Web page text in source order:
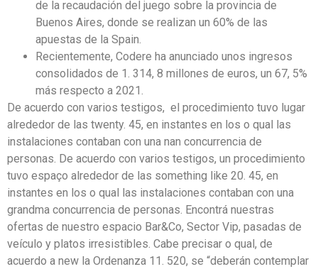
de la recaudación del juego sobre la provincia de
Buenos Aires, donde se realizan un 60% de las
apuestas de la Spain.
Recientemente, Codere ha anunciado unos ingresos
consolidados de 1. 314, 8 millones de euros, un 67, 5%
más respecto a 2021.
De acuerdo con varios testigos, el procedimiento tuvo lugar
alrededor de las twenty. 45, en instantes en los o qual las
instalaciones contaban con una nan concurrencia de
personas. De acuerdo con varios testigos, un procedimiento
tuvo espaço alrededor de las something like 20. 45, en
instantes en los o qual las instalaciones contaban con una
grandma concurrencia de personas. Encontrá nuestras
ofertas de nuestro espacio Bar&Co, Sector Vip, pasadas de
veículo y platos irresistibles. Cabe precisar o qual, de
acuerdo a new la Ordenanza 11. 520, se “deberán contemplar